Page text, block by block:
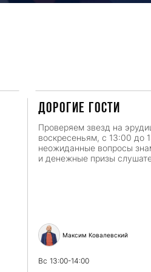
ДОРОГИЕ ГОСТИ
Проверяем звезд на
воскресеньям, с 13:00 до
неожиданные вопросы
и денежные призы
Максим Ковалевский
Вс 13:00-14:00